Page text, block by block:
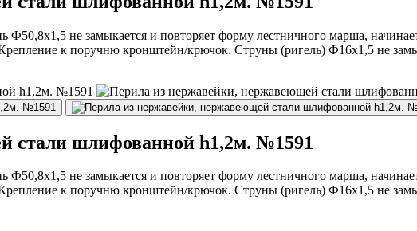
не замыкается и повторяет форму лестничного марша,
к поручню кронштейн/крючок. Струны (ригель) Ф16х1,5 не
стали шлифованной h1,2м. №1591
не замыкается и повторяет форму лестничного марша,
к поручню кронштейн/крючок. Струны (ригель) Ф16х1,5 не